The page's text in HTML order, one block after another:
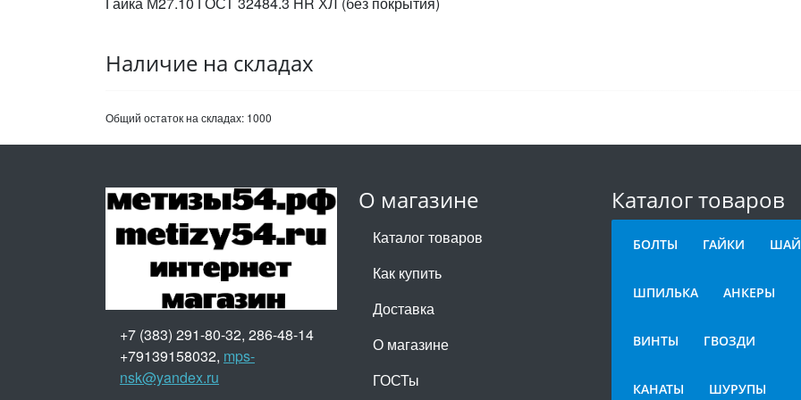
Наличие на складах
Общий остаток на складах: 1000
О магазине
Каталог товаров
Как купить
Доставка
О магазине
ГОСТы
Каталог товаров
БОЛТЫ ГАЙКИ
ШПИЛЬКА АНКЕРЫ
ВИНТЫ ГВОЗДИ
КАНАТЫ ШУРУПЫ
+7 (383) 291-80-32, 286-48-14
+79139158032, mps-
nsk@yandex.ru